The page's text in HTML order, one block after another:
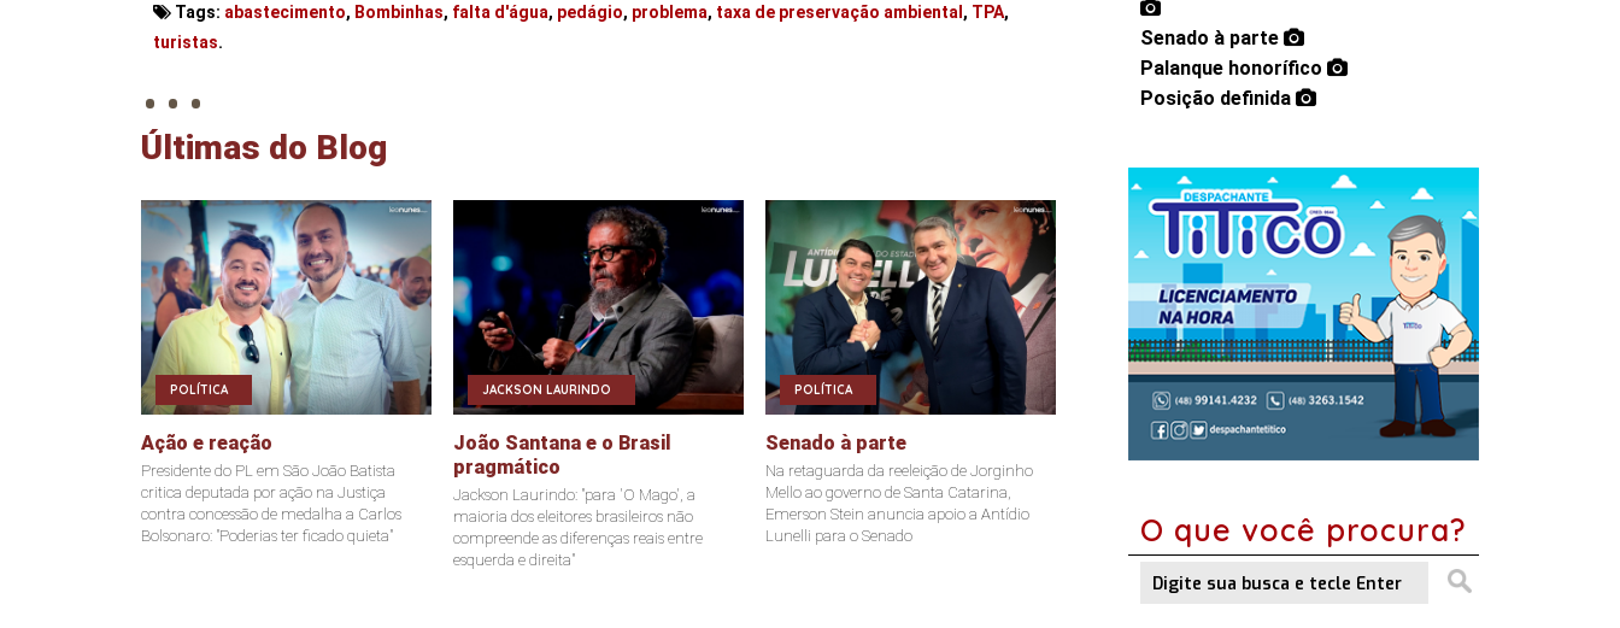
Tags: abastecimento, Bombinhas, falta d'água, pedágio, problema, taxa de preservação ambiental, TPA,
turistas.
. . .
Últimas do Blog
POLÍTICA
Ação e reação
Presidente do PL em São João Batista
critica deputada por ação na Justiça
contra concessão de medalha a Carlos
Bolsonaro: "Poderias ter ficado quieta"
JACKSON LAURINDO
João Santana e o Brasil
pragmático
Jackson Laurindo: "para 'O Mago', a
maioria dos eleitores brasileiros não
compreende as diferenças reais entre
esquerda e direita"
POLÍTICA
Senado à parte
Na retaguarda da reeleição de Jorginho
Mello ao governo de Santa Catarina,
Emerson Stein anuncia apoio a Antídio
Lunelli para o Senado
Senado à parte
Palanque honorífico
Posição definida
O que você procura?